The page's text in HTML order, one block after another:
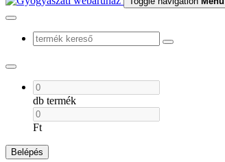
db termék
Ft
Belépés